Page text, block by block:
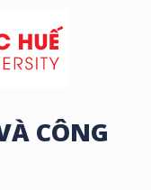
CÔNG